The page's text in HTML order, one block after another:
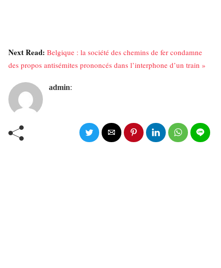
Next Read: Belgique : la société des chemins de fer condamne
des propos antisémites prononcés dans l’interphone d’un train »
admin: